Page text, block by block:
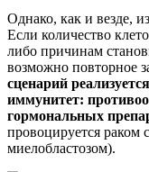
Однако, как и везде,
Если количество
либо причинам
возможно повторное
сценарий
иммунитет:
гормональных
провоцируется раком
миелобластозом).